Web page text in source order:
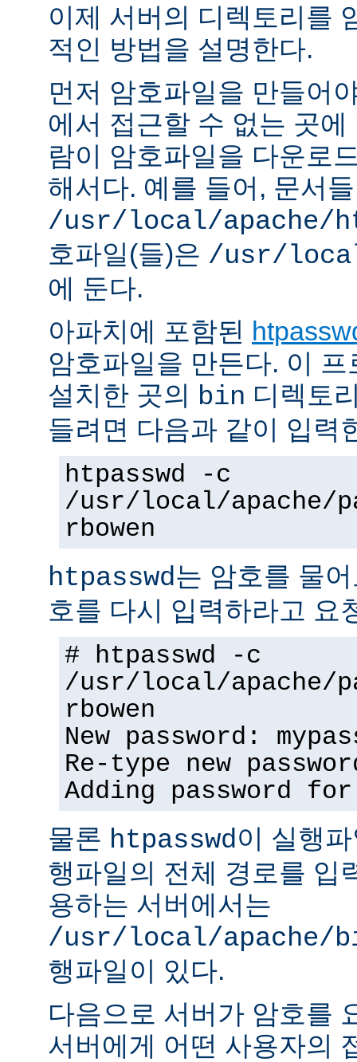
이제 서버의 디렉토리를
적인 방법을 설명한다.
먼저 암호파일을 만들어
에서 접근할 수 없는 곳
람이 암호파일을 다운로
해서다. 예를 들어, 문서
/usr/local/apache/
호파일(들)은 /usr/
에 둔다.
아파치에 포함된
암호파일을 만든다. 이
설치한 곳의 bin 디렉토
들려면 다음과 같이 입력
htpasswd -c
/usr/local/apache/
rbowen
htpasswd는 암호를 물
호를 다시 입력하라고 요
# htpasswd -c
/usr/local/apache/
rbowen
New password:
Re-type new
Adding password
물론 htpasswd이 실행
행파일의 전체 경로를 입
용하는 서버에서는
/usr/local/apache/
행파일이 있다.
다음으로 서버가 암호를
서버에게 어떤 사용자의